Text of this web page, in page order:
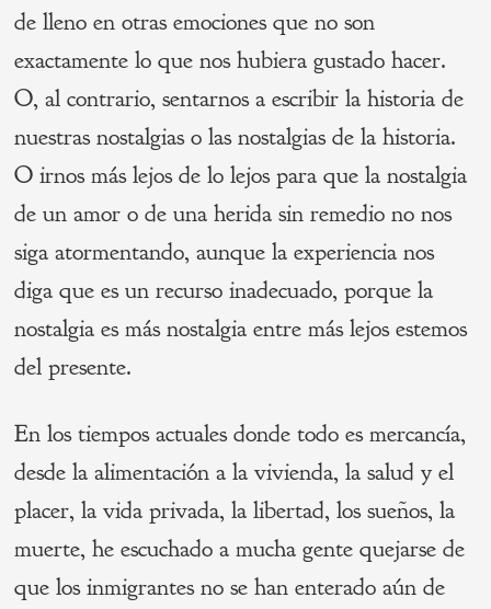
de lleno en otras emociones que no son
exactamente lo que nos hubiera gustado hacer.
O, al contrario, sentarnos a escribir la historia de
nuestras nostalgias o las nostalgias de la historia.
O irnos más lejos de lo lejos para que la nostalgia
de un amor o de una herida sin remedio no nos
siga atormentando, aunque la experiencia nos
diga que es un recurso inadecuado, porque la
nostalgia es más nostalgia entre más lejos estemos
del presente.
En los tiempos actuales donde todo es mercancía,
desde la alimentación a la vivienda, la salud y el
placer, la vida privada, la libertad, los sueños, la
muerte, he escuchado a mucha gente quejarse de
que los inmigrantes no se han enterado aún de